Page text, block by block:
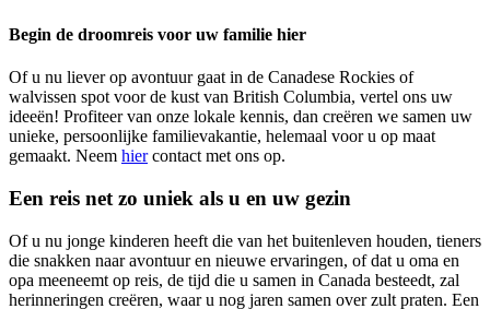
Begin de droomreis voor uw familie hier
Of u nu liever op avontuur gaat in de Canadese Rockies of
walvissen spot voor de kust van British Columbia, vertel ons uw
ideeën! Profiteer van onze lokale kennis, dan creëren we samen uw
unieke, persoonlijke familievakantie, helemaal voor u op maat
gemaakt. Neem hiercontact met ons op.
Een reis net zo uniek als u en uw gezin
Of u nu jonge kinderen heeft die van het buitenleven houden, tieners
die snakken naar avontuur en nieuwe ervaringen, of dat u oma en
opa meeneemt op reis, de tijd die u samen in Canada besteedt, zal
herinneringen creëren, waar u nog jaren samen over zult praten. Een